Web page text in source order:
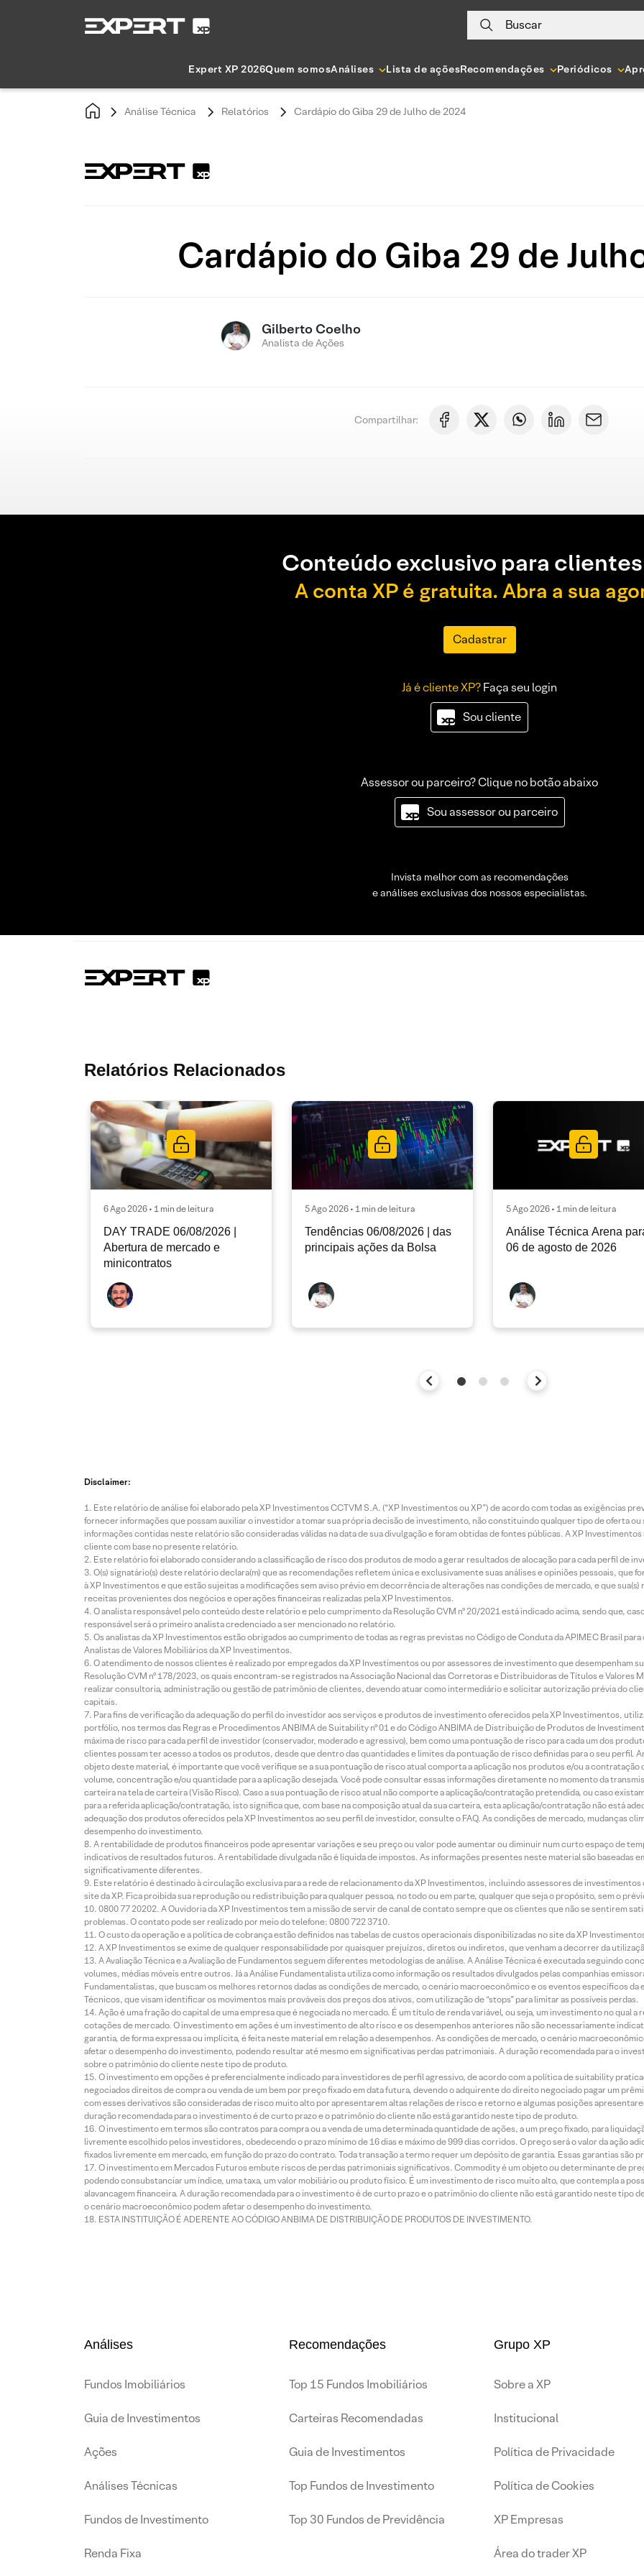
Buscar
Expert XP 2026Quem somosAnálises Lista de açõesRecomendações Periódicos
Análise Técnica Relatórios Cardápio do Giba 29 de Julho de 2024
Cardápio do Giba 29 de
Gilberto Coelho
Analista de Ações
Compartilhar:
Conteúdo exclusivo para
A conta XP é gratuita. Abra a sua
Cadastrar
Já é cliente XP?Faça seu login
Sou cliente
Assessor ou parceiro? Clique no botão abaixo
Sou assessor ou parceiro
Invista melhor com as recomendações
e análises exclusivas dos nossos especialistas.
Relatórios Relacionados
6 Ago 2026 • 1 min de leitura
DAY TRADE 06/08/2026 |
Abertura de mercado e
minicontratos
5 Ago 2026 • 1 min de leitura
Tendências 06/08/2026 | das
principais ações da Bolsa
5 Ago 2026 • 1 min de leitura
Análise Técnica Arena
06 de agosto de 2026
Disclaimer:
Este relatório de análise foi elaborado pela XP Investimentos CCTVM S.A. (“XP Investimentos ou XP”) de acordo com todas as exigências
fornecer informações que possam auxiliar o investidor a tomar sua própria decisão de investimento, não constituindo qualquer tipo de oferta
informações contidas neste relatório são consideradas válidas na data de sua divulgação e foram obtidas de fontes públicas. A XP
cliente com base no presente relatório.
Este relatório foi elaborado considerando a classificação de risco dos produtos de modo a gerar resultados de alocação para cada perfil de
O(s) signatário(s) deste relatório declara(m) que as recomendações refletem única e exclusivamente suas análises e opiniões pessoais, que
à XP Investimentos e que estão sujeitas a modificações sem aviso prévio em decorrência de alterações nas condições de mercado, e que
receitas provenientes dos negócios e operações financeiras realizadas pela XP Investimentos.
O analista responsável pelo conteúdo deste relatório e pelo cumprimento da Resolução CVM nº 20/2021 está indicado acima, sendo que,
responsável será o primeiro analista credenciado a ser mencionado no relatório.
Os analistas da XP Investimentos estão obrigados ao cumprimento de todas as regras previstas no Código de Conduta da APIMEC Brasil
Analistas de Valores Mobiliários da XP Investimentos.
O atendimento de nossos clientes é realizado por empregados da XP Investimentos ou por assessores de investimento que desempenham
Resolução CVM nº 178/2023, os quais encontram-se registrados na Associação Nacional das Corretoras e Distribuidoras de Títulos e Valores
realizar consultoria, administração ou gestão de patrimônio de clientes, devendo atuar como intermediário e solicitar autorização prévia do
capitais.
Para fins de verificação da adequação do perfil do investidor aos serviços e produtos de investimento oferecidos pela XP Investimentos,
portfólio, nos termos das Regras e Procedimentos ANBIMA de Suitability nº 01 e do Código ANBIMA de Distribuição de Produtos de
máxima de risco para cada perfil de investidor (conservador, moderado e agressivo), bem como uma pontuação de risco para cada um dos
clientes possam ter acesso a todos os produtos, desde que dentro das quantidades e limites da pontuação de risco definidas para o seu perfil.
objeto deste material, é importante que você verifique se a sua pontuação de risco atual comporta a aplicação nos produtos e/ou a contratação
volume, concentração e/ou quantidade para a aplicação desejada. Você pode consultar essas informações diretamente no momento da
carteira na tela de carteira (Visão Risco). Caso a sua pontuação de risco atual não comporte a aplicação/contratação pretendida, ou caso
para a referida aplicação/contratação, isto significa que, com base na composição atual da sua carteira, esta aplicação/contratação não está
adequação dos produtos oferecidos pela XP Investimentos ao seu perfil de investidor, consulte o FAQ. As condições de mercado, mudanças
desempenho do investimento.
A rentabilidade de produtos financeiros pode apresentar variações e seu preço ou valor pode aumentar ou diminuir num curto espaço de
indicativos de resultados futuros. A rentabilidade divulgada não é líquida de impostos. As informações presentes neste material são baseadas
significativamente diferentes.
Este relatório é destinado à circulação exclusiva para a rede de relacionamento da XP Investimentos, incluindo assessores de investimentos
site da XP. Fica proibida sua reprodução ou redistribuição para qualquer pessoa, no todo ou em parte, qualquer que seja o propósito, sem o
0800 77 20202. A Ouvidoria da XP Investimentos tem a missão de servir de canal de contato sempre que os clientes que não se sentirem
problemas. O contato pode ser realizado por meio do telefone: 0800 722 3710.
O custo da operação e a política de cobrança estão definidos nas tabelas de custos operacionais disponibilizadas no site da XP
A XP Investimentos se exime de qualquer responsabilidade por quaisquer prejuízos, diretos ou indiretos, que venham a decorrer da
A Avaliação Técnica e a Avaliação de Fundamentos seguem diferentes metodologias de análise. A Análise Técnica é executada seguindo
volumes, médias móveis entre outros. Já a Análise Fundamentalista utiliza como informação os resultados divulgados pelas companhias
Fundamentalistas, que buscam os melhores retornos dadas as condições de mercado, o cenário macroeconômico e os eventos específicos
Técnicos, que visam identificar os movimentos mais prováveis dos preços dos ativos, com utilização de “stops” para limitar as possíveis perdas.
Ação é uma fração do capital de uma empresa que é negociada no mercado. É um título de renda variável, ou seja, um investimento no qual
cotações de mercado. O investimento em ações é um investimento de alto risco e os desempenhos anteriores não são necessariamente
garantia, de forma expressa ou implícita, é feita neste material em relação a desempenhos. As condições de mercado, o cenário
afetar o desempenho do investimento, podendo resultar até mesmo em significativas perdas patrimoniais. A duração recomendada para o
sobre o patrimônio do cliente neste tipo de produto.
O investimento em opções é preferencialmente indicado para investidores de perfil agressivo, de acordo com a política de suitability
negociados direitos de compra ou venda de um bem por preço fixado em data futura, devendo o adquirente do direito negociado pagar um
com esses derivativos são consideradas de risco muito alto por apresentarem altas relações de risco e retorno e algumas posições
duração recomendada para o investimento é de curto prazo e o patrimônio do cliente não está garantido neste tipo de produto.
O investimento em termos são contratos para compra ou a venda de uma determinada quantidade de ações, a um preço fixado, para
livremente escolhido pelos investidores, obedecendo o prazo mínimo de 16 dias e máximo de 999 dias corridos. O preço será o valor da ação
fixados livremente em mercado, em função do prazo do contrato. Toda transação a termo requer um depósito de garantia. Essas garantias são
O investimento em Mercados Futuros embute riscos de perdas patrimoniais significativos. Commodity é um objeto ou determinante de
podendo consubstanciar um índice, uma taxa, um valor mobiliário ou produto físico. É um investimento de risco muito alto, que contempla a
alavancagem financeira. A duração recomendada para o investimento é de curto prazo e o patrimônio do cliente não está garantido neste tipo
o cenário macroeconômico podem afetar o desempenho do investimento.
ESTA INSTITUIÇÃO É ADERENTE AO CÓDIGO ANBIMA DE DISTRIBUIÇÃO DE PRODUTOS DE INVESTIMENTO.
Análises
Fundos Imobiliários
Guia de Investimentos
Ações
Análises Técnicas
Fundos de Investimento
Renda Fixa
Recomendações
Top 15 Fundos Imobiliários
Carteiras Recomendadas
Guia de Investimentos
Top Fundos de Investimento
Top 30 Fundos de Previdência
Grupo XP
Sobre a XP
Institucional
Política de Privacidade
Política de Cookies
XP Empresas
Área do trader XP